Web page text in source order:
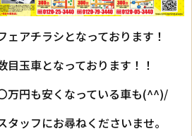
ェアチラシとなっております！
玉車となっております！！
万円も安くなっている車も(^^)/
ッフにお尋ねくださいませ。